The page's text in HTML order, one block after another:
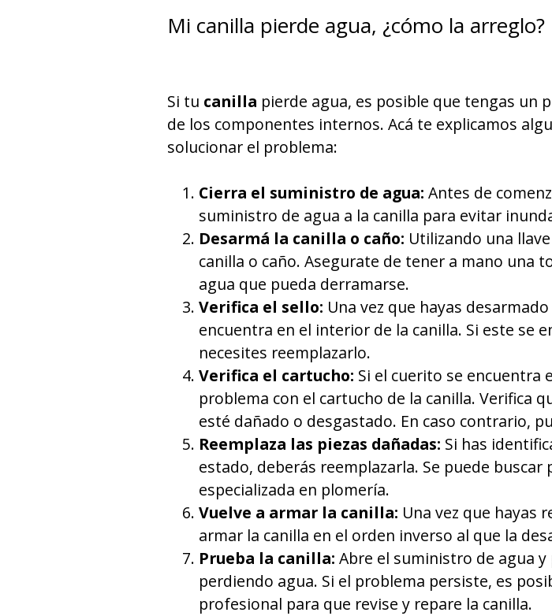
Mi canilla pierde agua, ¿cómo la arreglo?
Si tu canilla pierde agua, es posible que tengas un
de los componentes internos. Acá te explicamos
solucionar el problema:
Cierra el suministro de agua: Antes de
suministro de agua a la canilla para evitar
Desarmá la canilla o caño: Utilizando una
canilla o caño. Asegurate de tener a mano una
agua que pueda derramarse.
Verifica el sello: Una vez que hayas
encuentra en el interior de la canilla. Si este se
necesites reemplazarlo.
Verifica el cartucho: Si el cuerito se encuentra
problema con el cartucho de la canilla. Verifica
esté dañado o desgastado. En caso contrario,
Reemplaza las piezas dañadas: Si has
estado, deberás reemplazarla. Se puede
especializada en plomería.
Vuelve a armar la canilla: Una vez que hayas
armar la canilla en el orden inverso al que la
Prueba la canilla: Abre el suministro de agua
perdiendo agua. Si el problema persiste, es
profesional para que revise y repare la canilla.